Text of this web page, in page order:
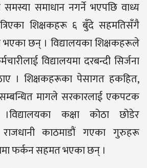
समाधान नगर्ने भएपछि वाध्य
शिक्षकहरू ६ बुँदे सहमतिसँगै
भएका छन् । विद्यालयका शिक्षकहरूले
विद्यालयमा दरबन्दी सिर्जना
। शिक्षकहरूका पेसागत हकहित,
मागले सरकारलाई एकपटक
कक्षा कोठा छोडेर
काठमाडौं गएका गुरुहरू
फर्कन सहमत भएका छन् ।